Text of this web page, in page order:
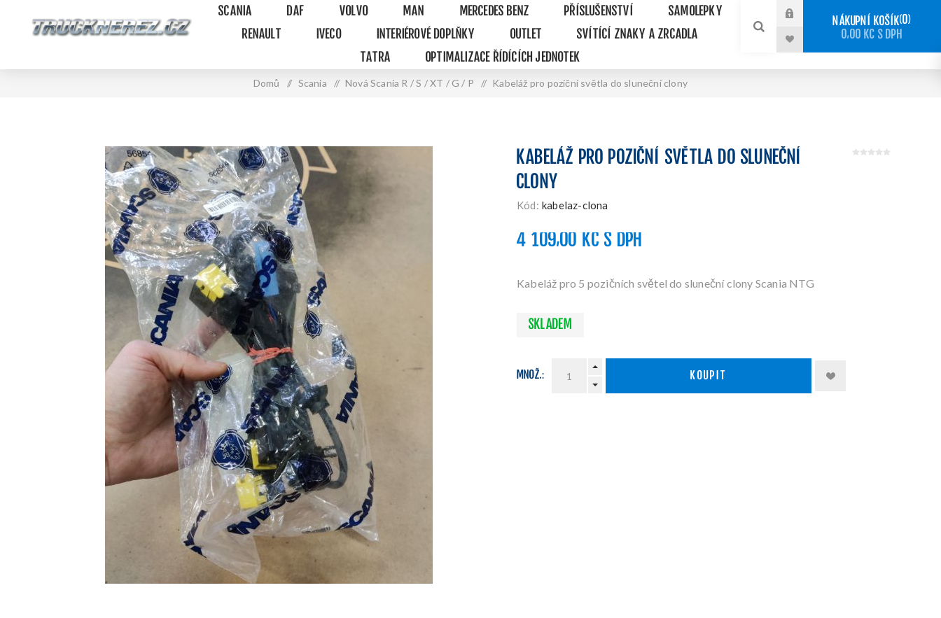
SCANIA DAF VOLVO MAN MERCEDES BENZ PŘÍSLUŠENSTVÍ
SAMOLEPKY
RENAULT
IVECO INTERIÉROVÉ DOPLŇKY OUTLET
SVÍTÍCÍ ZNAKY A ZRCADLA
TATRA
OPTIMALIZACE ŘÍDÍCÍCH JEDNOTEK
NÁKUPNÍ KOŠÍK 0
0,00 KČ S DPH
Domů / Scania / Nová Scania R / S / XT / G / P / Kabeláž pro poziční světla do sluneční clony
KABELÁŽ PRO POZIČNÍ SVĚTLA DO SLUNEČNÍ
CLONY
Kód: kabelaz-clona
4 109,00 KČ S DPH
Kabeláž pro 5 pozičních světel do sluneční clony Scania NTG
SKLADEM
MNOŽ.: KOUPIT